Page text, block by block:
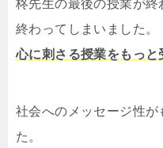
柊先生の最後の授業が終
終わってしまいました。
心に刺さる授業をもっと
社会へのメッセージ性
た。